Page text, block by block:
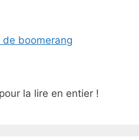
boomerang
pour la lire en entier !